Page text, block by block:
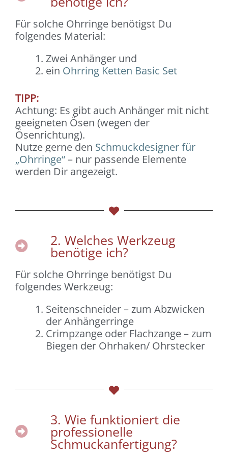
Für solche Ohrringe benötigst Du
folgendes Material:
Zwei Anhänger und
ein Ohrring Ketten Basic Set
TIPP:
Achtung: Es gibt auch Anhänger mit nicht
geeigneten Ösen (wegen der
Ösenrichtung).
Nutze gerne den Schmuckdesigner für
„Ohrringe“– nur passende Elemente
werden Dir angezeigt.
2. Welches Werkzeug
benötige ich?
Für solche Ohrringe benötigst Du
folgendes Werkzeug:
Seitenschneider – zum Abzwicken
der Anhängerringe
Crimpzange oder Flachzange – zum
Biegen der Ohrhaken/ Ohrstecker
3. Wie funktioniert die
professionelle
Schmuckanfertigung?